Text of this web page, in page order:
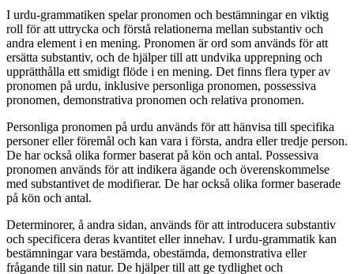
I urdu-grammatiken spelar pronomen och bestämningar en viktig
roll för att uttrycka och förstå relationerna mellan substantiv och
andra element i en mening. Pronomen är ord som används för att
ersätta substantiv, och de hjälper till att undvika upprepning och
upprätthålla ett smidigt flöde i en mening. Det finns flera typer av
pronomen på urdu, inklusive personliga pronomen, possessiva
pronomen, demonstrativa pronomen och relativa pronomen.
Personliga pronomen på urdu används för att hänvisa till specifika
personer eller föremål och kan vara i första, andra eller tredje person.
De har också olika former baserat på kön och antal. Possessiva
pronomen används för att indikera ägande och överenskommelse
med substantivet de modifierar. De har också olika former baserade
på kön och antal.
Determinorer, å andra sidan, används för att introducera substantiv
och specificera deras kvantitet eller innehav. I urdu-grammatik kan
bestämningar vara bestämda, obestämda, demonstrativa eller
frågande till sin natur. De hjälper till att ge tydlighet och